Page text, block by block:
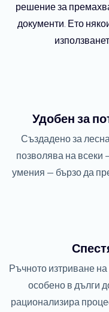
решение за
документи. Ето
Удобен за
Създадено за
позволява на всеки
умения — бързо да
Ръчното изтриване
особено в дълги
рационализира